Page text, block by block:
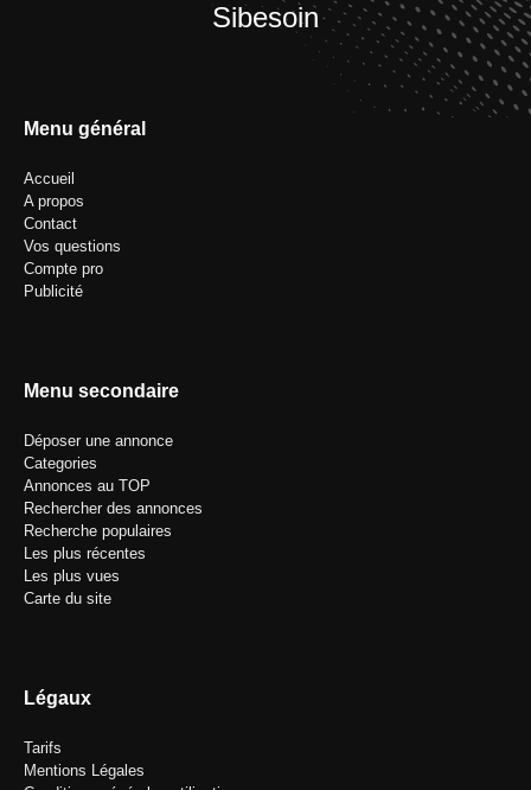
Sibesoin
Menu général
Accueil
A propos
Contact
Vos questions
Compte pro
Publicité
Menu secondaire
Déposer une annonce
Categories
Annonces au TOP
Rechercher des annonces
Recherche populaires
Les plus récentes
Les plus vues
Carte du site
Légaux
Tarifs
Mentions Légales